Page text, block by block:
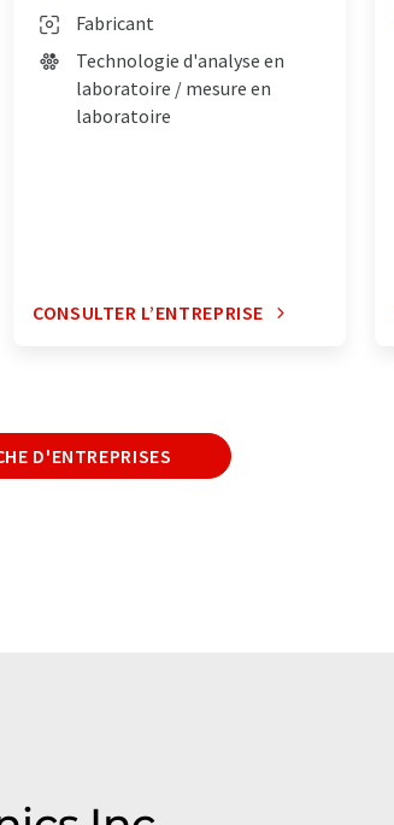
Fabricant
Technologie d'analyse en
laboratoire / mesure en
laboratoire
CONSULTER L’ENTREPRISE
D'ENTREPRISES